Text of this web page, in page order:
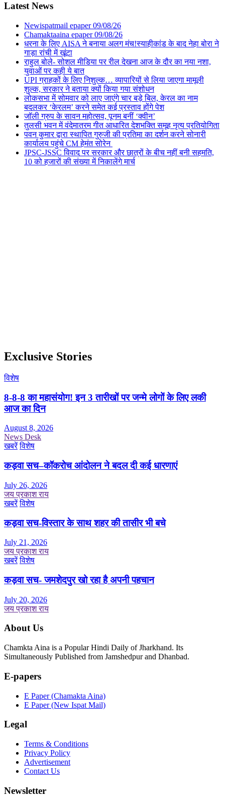
Latest News
Newispatmail epaper 09/08/26
Chamaktaaina epaper 09/08/26
धरना के लिए AISA ने बनाया अलग मंच!स्याहीकांड के बाद नेहा बोरा ने
गाड़ा रांची में खूंटा
राहुल बोले- सोशल मीडिया पर रील देखना आज के दौर का नया नशा,
युवाओं पर कही ये बात
UPI ग्राहकों के लिए निशुल्क… व्यापारियों से लिया जाएगा मामूली
शुल्क, सरकार ने बताया क्यों किया गया संशोधन
लोकसभा में सोमवार को लाए जाएंगे चार बड़े बिल, केरल का नाम
बदलकर ‘केरलम’ करने समेत कई प्रस्ताव होंगे पेश
जॉली ग्रुप के सावन महोत्सव, पूनम बनीं ‘क्वीन’
तुलसी भवन में वंदेमातरम गीत आधारित देशभक्ति समूह नृत्य प्रतियोगिता
पवन कुमार द्वारा स्थापित गुरुजी की प्रतिमा का दर्शन करने सोनारी
कार्यालय पहुंचे CM हेमंत सोरेन
JPSC-JSSC विवाद पर सरकार और छात्रों के बीच नहीं बनी सहमति,
10 को हजारों की संख्या में निकालेंगे मार्च
Exclusive Stories
विशेष
8-8-8 का महासंयोग! इन 3 तारीखों पर जन्मे लोगों के लिए लकी
आज का दिन
August 8, 2026
News Desk
खबरें विशेष
कड़वा सच–कॉकरोच आंदोलन ने बदल दी कई धारणाएं
July 26, 2026
जय प्रकाश राय
खबरें विशेष
कड़वा सच-विस्तार के साथ शहर की तासीर भी बचे
July 21, 2026
जय प्रकाश राय
खबरें विशेष
कड़वा सच- जमशेदपुर खो रहा है अपनी पहचान
July 20, 2026
जय प्रकाश राय
About Us
Chamkta Aina is a Popular Hindi Daily of Jharkhand. Its
Simultaneously Published from Jamshedpur and Dhanbad.
E-papers
E Paper (Chamakta Aina)
E Paper (New Ispat Mail)
Legal
Terms & Conditions
Privacy Policy
Advertisement
Contact Us
Newsletter